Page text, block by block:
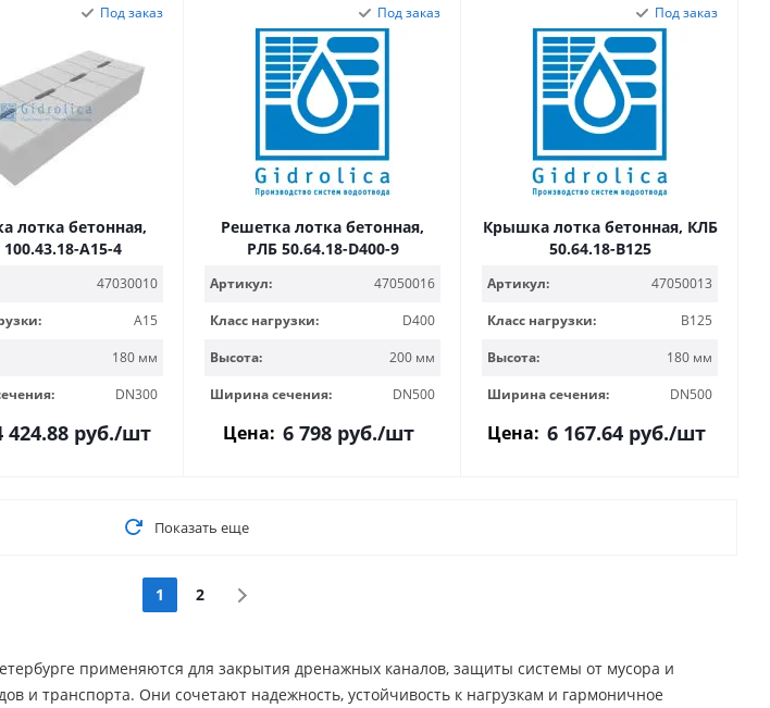
Под заказ
лотка бетонная,
A15-4
47030010
A15
180 мм
DN300
424.88руб./шт
Под заказ
Решетка лотка бетонная,
РЛБ 50.64.18-D400-9
Артикул:
47050016
Класс нагрузки:
D400
Высота:
200 мм
Ширина сечения:
DN500
Цена: 6 798 руб./шт
Под заказ
Крышка лотка бетонная, КЛБ
50.64.18-B125
Артикул:
47050013
Класс нагрузки:
B125
Высота:
180 мм
Ширина сечения:
DN500
Цена: 6 167.64руб./шт
Показать еще
1 2
применяются для закрытия дренажных каналов, защиты системы от мусора и
и транспорта. Они сочетают надежность, устойчивость к нагрузкам и гармоничное